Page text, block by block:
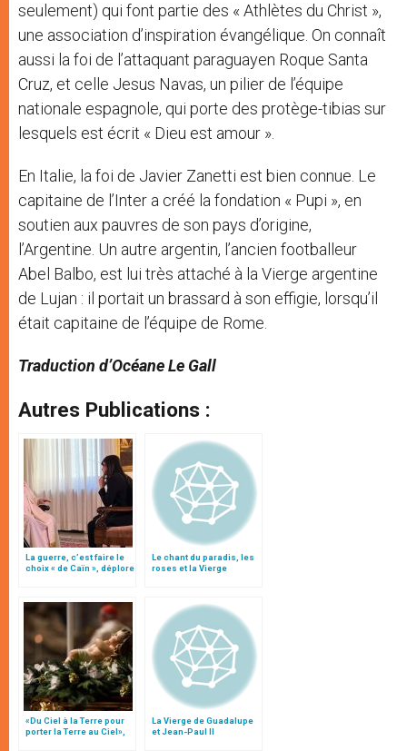
seulement) qui font partie des « Athlètes du Christ »,
une association d’inspiration évangélique. On connaît
aussi la foi de l’attaquant paraguayen Roque Santa
Cruz, et celle Jesus Navas, un pilier de l’équipe
nationale espagnole, qui porte des protège-tibias sur
lesquels est écrit « Dieu est amour ».
En Italie, la foi de Javier Zanetti est bien connue. Le
capitaine de l’Inter a créé la fondation « Pupi », en
soutien aux pauvres de son pays d’origine,
l’Argentine. Un autre argentin, l’ancien footballeur
Abel Balbo, est lui très attaché à la Vierge argentine
de Lujan : il portait un brassard à son effigie, lorsqu’il
était capitaine de l’équipe de Rome.
Traduction d’Océane Le Gall
Autres Publications :
La guerre, c’est faire le
choix « de Caïn », déplore
Le chant du paradis, les
roses et la Vierge
«Du Ciel à la Terre pour
porter la Terre au Ciel»,
La Vierge de Guadalupe
et Jean-Paul II